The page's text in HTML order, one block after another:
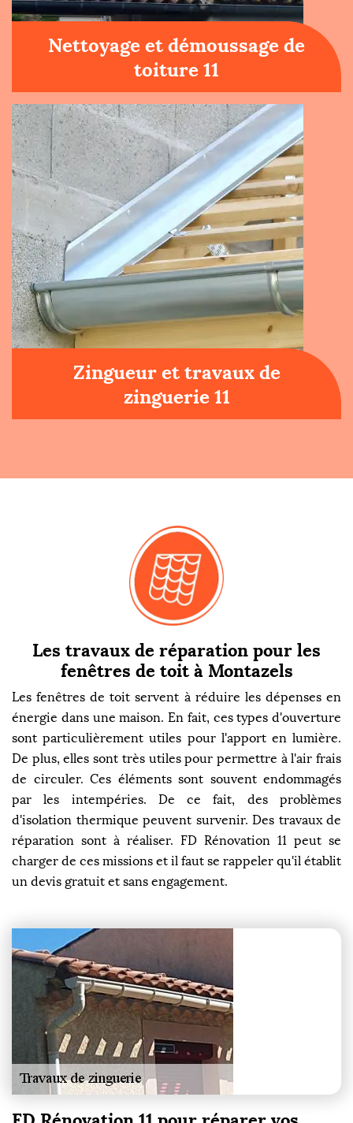
Nettoyage et démoussage de
toiture 11
Zingueur et travaux de
zinguerie 11
Les travaux de réparation pour les
fenêtres de toit à Montazels
Les fenêtres de toit servent à réduire les dépenses en
énergie dans une maison. En fait, ces types d'ouverture
sont particulièrement utiles pour l'apport en lumière.
De plus, elles sont très utiles pour permettre à l'air frais
de circuler. Ces éléments sont souvent endommagés
par les intempéries. De ce fait, des problèmes
d'isolation thermique peuvent survenir. Des travaux de
réparation sont à réaliser. FD Rénovation 11 peut se
charger de ces missions et il faut se rappeler qu'il établit
un devis gratuit et sans engagement.